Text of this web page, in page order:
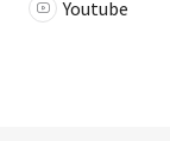
Youtube